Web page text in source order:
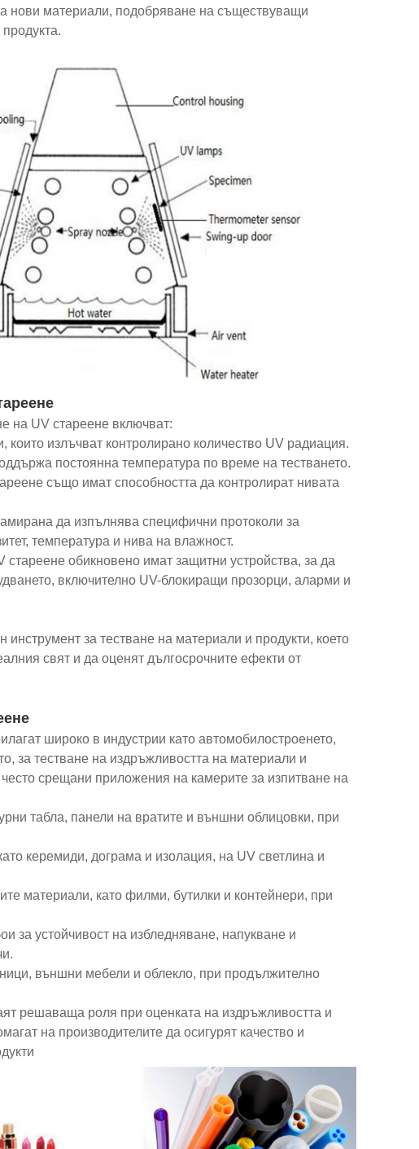
нови материали, подобряване на съществуващи
на UV стареене включват:
излъчват контролирано количество UV радиация.
постоянна температура по време на тестването.
също имат способността да контролират нивата
да изпълнява специфични протоколи за
температура и нива на влажност.
стареене обикновено имат защитни устройства, за да
включително UV-блокиращи прозорци, аларми и
за тестване на материали и продукти, което
свят и да оценят дългосрочните ефекти от
широко в индустрии като автомобилостроенето,
за тестване на издръжливостта на материали и
срещани приложения на камерите за изпитване на
табла, панели на вратите и външни облицовки, при
керемиди, дограма и изолация, на UV светлина и
материали, като филми, бутилки и контейнери, при
за устойчивост на избледняване, напукване и
външни мебели и облекло, при продължително
решаваща роля при оценката на издръжливостта и
на производителите да осигурят качество и